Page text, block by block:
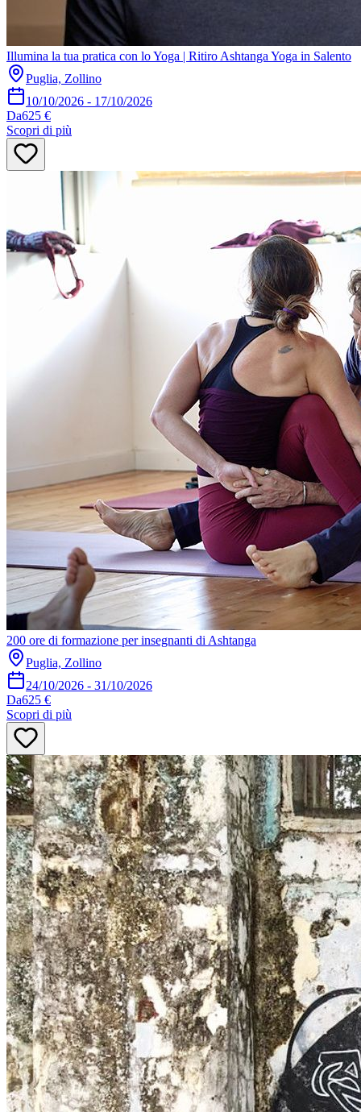
Illumina la tua pratica con lo Yoga | Ritiro Ashtanga Yoga in Salento
Puglia, Zollino
10/10/2026 - 17/10/2026
Da625 €
Scopri di più
200 ore di formazione per insegnanti di Ashtanga
Puglia, Zollino
24/10/2026 - 31/10/2026
Da625 €
Scopri di più